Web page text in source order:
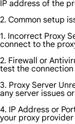
IP address of the
2. Common setup
1. Incorrect Proxy
connect to the
2. Firewall or
test the
3. Proxy Server
any server issues
4. IP Address or
your proxy